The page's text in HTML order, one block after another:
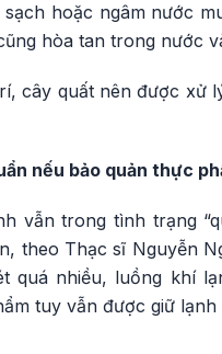
hoặc ngâm nước
hòa tan trong nước
cây quất nên được xử
nếu bảo quản thực
vẫn trong tình trạng
theo Thạc sĩ Nguyễn
quá nhiều, luồng khí
tuy vẫn được giữ